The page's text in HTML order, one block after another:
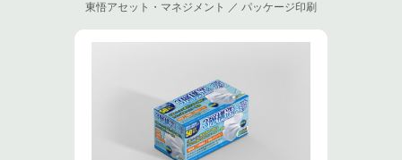
東悟アセット・マネジメント ／ パッケージ印刷